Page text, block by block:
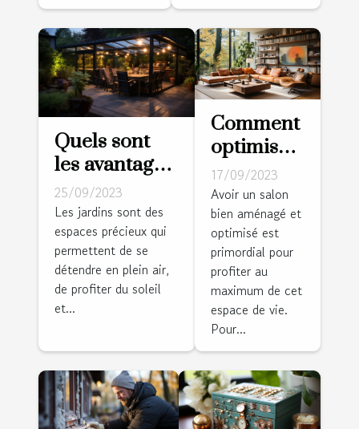
Quels sont
les avantages
d’installer
une pergola
bioclimatique
dans votre
jardin ?
25/09/2023
Les jardins sont des
espaces précieux qui
permettent de se
détendre en plein air,
de profiter du soleil
et...
Comment
optimiser
l'espace
de votre
salle de
séjour
17/09/2023
Avoir un salon
bien aménagé et
optimisé est
primordial pour
profiter au
maximum de cet
espace de vie.
Pour...